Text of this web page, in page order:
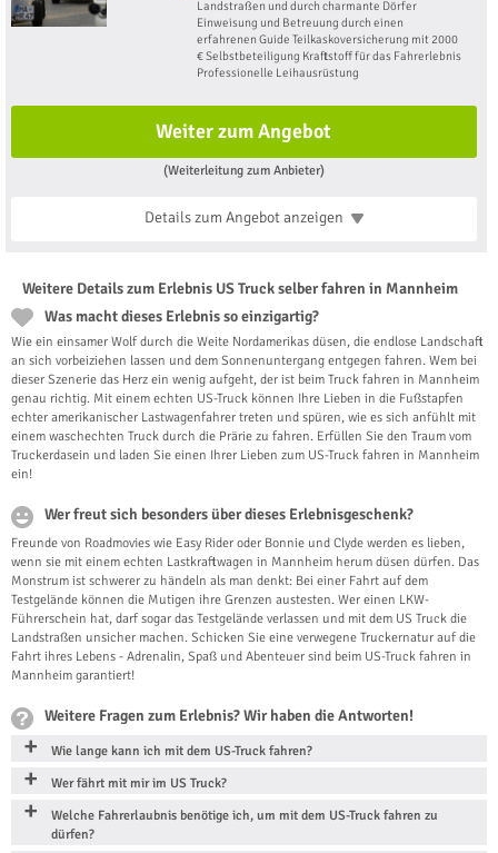
Landstraßen und durch charmante Dörfer
Einweisung und Betreuung durch einen
erfahrenen Guide Teilkaskoversicherung mit 2000
€ Selbstbeteiligung Kraftstoff für das Fahrerlebnis
Professionelle Leihausrüstung
Weiter zum Angebot
(Weiterleitung zum Anbieter)
Details zum Angebotanzeigen
Weitere Details zum Erlebnis US Truck selber fahren in Mannheim
Was macht dieses Erlebnis so einzigartig?
Wie ein einsamer Wolf durch die Weite Nordamerikas düsen, die endlose Landschaft
an sich vorbeiziehen lassen und dem Sonnenuntergang entgegen fahren. Wem bei
dieser Szenerie das Herz ein wenig aufgeht, der ist beim Truck fahren in Mannheim
genau richtig. Mit einem echten US-Truck können Ihre Lieben in die Fußstapfen
echter amerikanischer Lastwagenfahrer treten und spüren, wie es sich anfühlt mit
einem waschechten Truck durch die Prärie zu fahren. Erfüllen Sie den Traum vom
Truckerdasein und laden Sie einen Ihrer Lieben zum US-Truck fahren in Mannheim
ein!
Wer freut sich besonders über dieses Erlebnisgeschenk?
Freunde von Roadmovies wie Easy Rider oder Bonnie und Clyde werden es lieben,
wenn sie mit einem echten Lastkraftwagen in Mannheim herum düsen dürfen. Das
Monstrum ist schwerer zu händeln als man denkt: Bei einer Fahrt auf dem
Testgelände können die Mutigen ihre Grenzen austesten. Wer einen LKW-
Führerschein hat, darf sogar das Testgelände verlassen und mit dem US Truck die
Landstraßen unsicher machen. Schicken Sie eine verwegene Truckernatur auf die
Fahrt ihres Lebens - Adrenalin, Spaß und Abenteuer sind beim US-Truck fahren in
Mannheim garantiert!
Weitere Fragen zum Erlebnis? Wir haben die Antworten!
Wie lange kann ich mit dem US-Truck fahren?
Wer fährt mit mir im US Truck?
Welche Fahrerlaubnis benötige ich, um mit dem US-Truck fahren zu
dürfen?